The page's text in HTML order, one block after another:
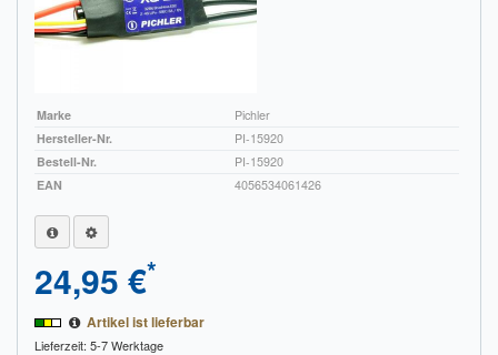
Marke
Pichler
Hersteller-Nr.
PI-15920
Bestell-Nr.
PI-15920
EAN
4056534061426
24,95 €*
Artikel ist lieferbar
Lieferzeit: 5-7 Werktage